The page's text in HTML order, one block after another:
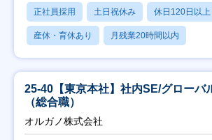
正社員採用 土日祝休み 休日120日以上
産休・育休あり 月残業20時間以内
25-40【東京本社】社内SE/グローバ
（総合職）
オルガノ株式会社